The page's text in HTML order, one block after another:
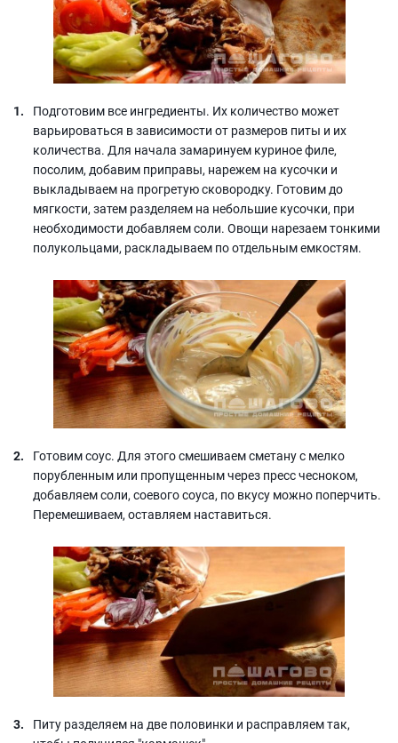
Подготовим все ингредиенты. Их количество может
варьироваться в зависимости от размеров питы и их
количества. Для начала замаринуем куриное филе,
посолим, добавим приправы, нарежем на кусочки и
выкладываем на прогретую сковородку. Готовим до
мягкости, затем разделяем на небольшие кусочки, при
необходимости добавляем соли. Овощи нарезаем тонкими
полукольцами, раскладываем по отдельным емкостям.
Готовим соус. Для этого смешиваем сметану с мелко
порубленным или пропущенным через пресс чесноком,
добавляем соли, соевого соуса, по вкусу можно поперчить.
Перемешиваем, оставляем наставиться.
Питу разделяем на две половинки и расправляем так,